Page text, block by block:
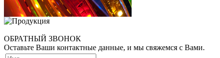
ОБРАТНЫЙ ЗВОНОК
Оставьте Ваши контактные данные, и мы свяжемся с Вами.